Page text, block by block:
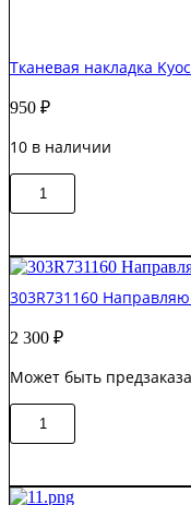
Тканевая накладка
950 ₽
10 в наличии
Количество
товара
Kyocera
для
FK-
(premium)
303R731160
2 300 ₽
Может быть
Количество
товара
Kyocera